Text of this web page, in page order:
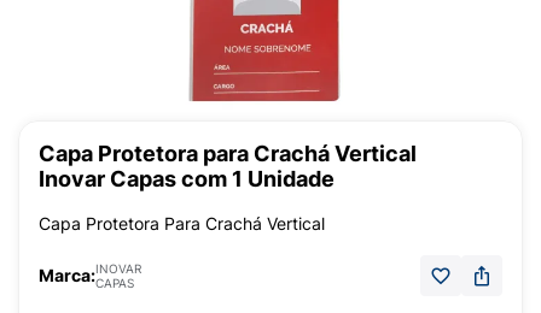
Capa Protetora para Crachá Vertical
Inovar Capas com 1 Unidade
Capa Protetora Para Crachá Vertical
Marca:INOVAR
CAPAS